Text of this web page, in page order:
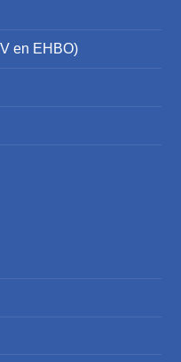
en EHBO)